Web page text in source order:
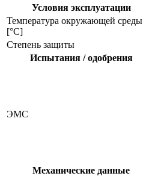
Условия эксплуатации
Температура окружающей среды
[°C]
Степень защиты
Испытания / одобрения
ЭMC
Механические данные